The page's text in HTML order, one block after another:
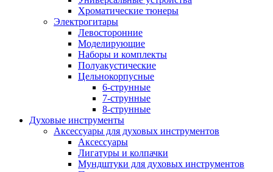
Хроматические тюнеры
Электрогитары
Левосторонние
Моделирующие
Наборы и комплекты
Полуакустические
Цельнокорпусные
6-струнные
7-струнные
8-струнные
Духовые инструменты
Аксессуары для духовых инструментов
Аксессуары
Лигатуры и колпачки
Мундштуки для духовых инструментов